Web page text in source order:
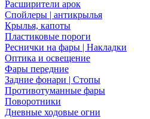
Расширители арок
Спойлеры | антикрылья
Крылья, капоты
Пластиковые пороги
Реснички на фары | Накладки
Оптика и освещение
Фары передние
Задние фонари | Стопы
Противотуманные фары
Поворотники
Дневные ходовые огни